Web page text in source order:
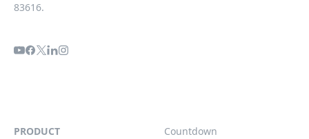
83616.
PRODUCT
Countdown